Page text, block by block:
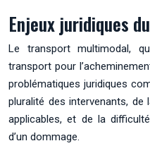
Enjeux juridiques
Le transport multimodal,
transport pour
problématiques juridiques
pluralité des intervenants, de
applicables, et de la
d’un dommage.